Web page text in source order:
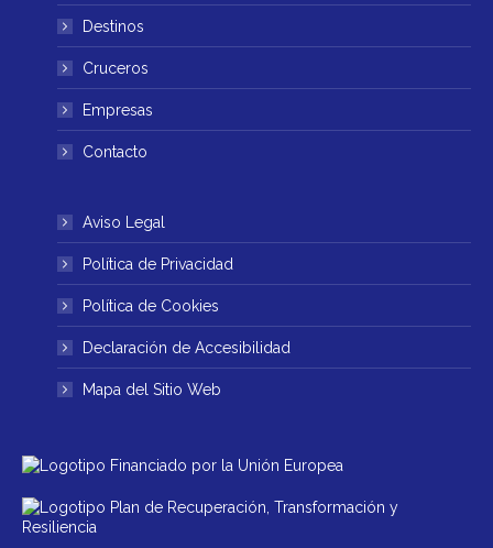
una
ventana
en
una
ventana
Destinos
Cruceros
Empresas
Contacto
Aviso Legal
Política de Privacidad
Política de Cookies
Declaración de Accesibilidad
Mapa del Sitio Web